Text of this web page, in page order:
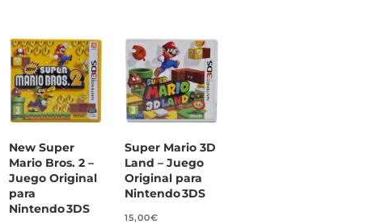
New Super
Mario Bros. 2 –
Juego Original
para
Nintendo 3DS
Super Mario 3D
Land – Juego
Original para
Nintendo 3DS
15,00€